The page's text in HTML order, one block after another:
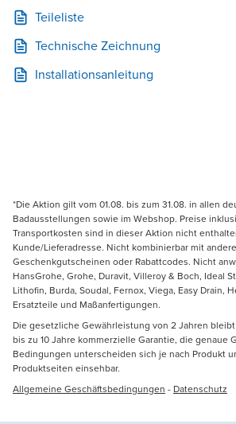
Teileliste
Technische Zeichnung
Installationsanleitung
*Die Aktion gilt vom 01.08. bis zum 31.08. in allen
Badausstellungen sowie im Webshop. Preise
Transportkosten sind in dieser Aktion nicht
Kunde/Lieferadresse. Nicht kombinierbar mit
Geschenkgutscheinen oder Rabattcodes. Nicht
HansGrohe, Grohe, Duravit, Villeroy & Boch, Ideal
Lithofin, Burda, Soudal, Fernox, Viega, Easy Drain,
Ersatzteile und Maßanfertigungen.
Die gesetzliche Gewährleistung von 2 Jahren
bis zu 10 Jahre kommerzielle Garantie, die genaue
Bedingungen unterscheiden sich je nach Produkt
Produktseiten einsehbar.
Allgemeine Geschäftsbedingungen - Datenschutz